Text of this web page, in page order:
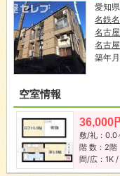
愛知
名鉄
名古
名古
築年
空室情報
36,000
敷/礼：0.0
階 数：2階
間/広：1K /